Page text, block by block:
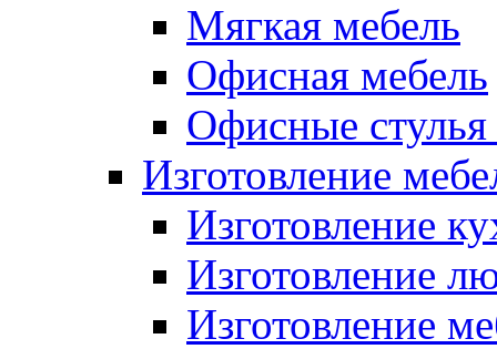
Мягкая мебель
Офисная мебель
Офисные стулья
Изготовление
Изготовление
Изготовление
Изготовление